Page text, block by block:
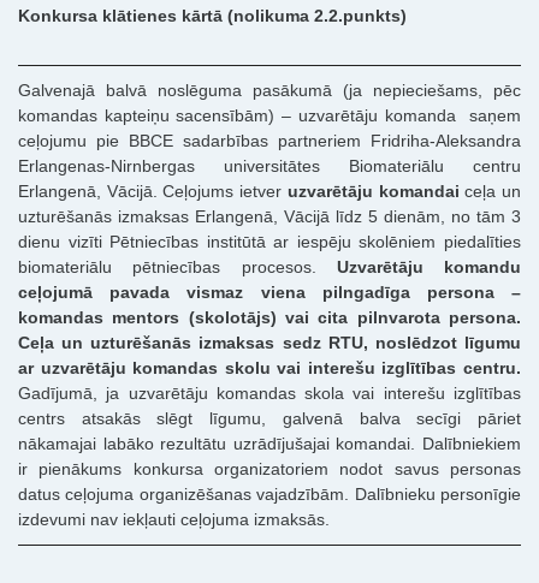
Konkursa klātienes kārtā (nolikuma 2.2.punkts)
Galvenajā balvā noslēguma pasākumā (ja nepieciešams, pēc
komandas kapteiņu sacensībām) – uzvarētāju komanda saņem
ceļojumu pie BBCE sadarbības partneriem Fridriha-Aleksandra
Erlangenas-Nirnbergas universitātes Biomateriālu centru
Erlangenā, Vācijā. Ceļojums ietver uzvarētāju komandaiceļa un
uzturēšanās izmaksas Erlangenā, Vācijā līdz 5 dienām, no tām 3
dienu vizīti Pētniecības institūtā ar iespēju skolēniem piedalīties
biomateriālu pētniecības procesos. Uzvarētāju komandu
ceļojumā pavada vismaz viena pilngadīga persona –
komandas mentors (skolotājs) vai cita pilnvarota persona.
Ceļa un uzturēšanās izmaksas sedz RTU, noslēdzot līgumu
ar uzvarētāju komandas skolu vai interešu izglītības centru.
Gadījumā, ja uzvarētāju komandas skola vai interešu izglītības
centrs atsakās slēgt līgumu, galvenā balva secīgi pāriet
nākamajai labāko rezultātu uzrādījušajai komandai. Dalībniekiem
ir pienākums konkursa organizatoriem nodot savus personas
datus ceļojuma organizēšanas vajadzībām. Dalībnieku personīgie
izdevumi nav iekļauti ceļojuma izmaksās.